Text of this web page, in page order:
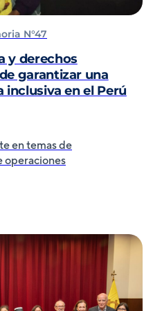
N°47
y derechos
garantizar una
en el Perú
en temas de
operaciones